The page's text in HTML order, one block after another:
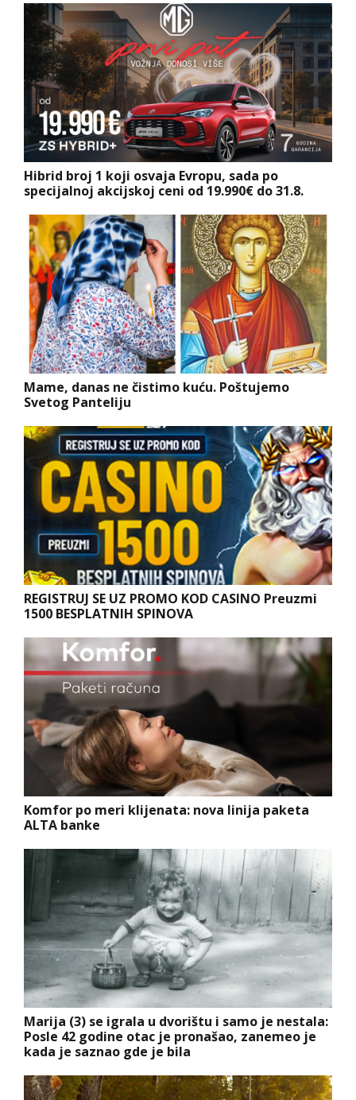
Hibrid broj 1 koji osvaja Evropu, sada po
specijalnoj akcijskoj ceni od 19.990€ do 31.8.
Mame, danas ne čistimo kuću. Poštujemo
Svetog Panteliju
REGISTRUJ SE UZ PROMO KOD CASINO Preuzmi
1500 BESPLATNIH SPINOVA
Komfor po meri klijenata: nova linija paketa
ALTA banke
Marija (3) se igrala u dvorištu i samo je nestala:
Posle 42 godine otac je pronašao, zanemeo je
kada je saznao gde je bila